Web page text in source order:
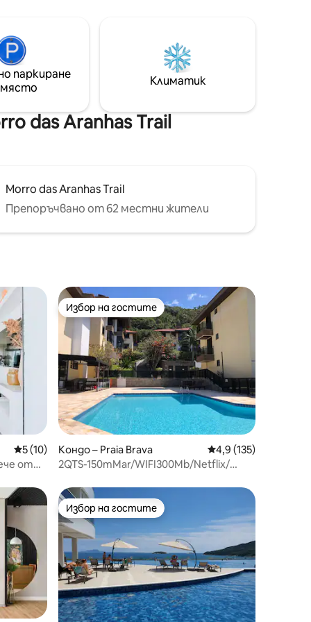
и
Чакам
идеална за двойки. На 5 минути с кола
до центъра на лагуната. На 15/20
минути с кола до плажа Моле/
Жоакина/Галета/Бара.
паркиране
място
Климатик
das Aranhas Trail
Morro das Aranhas Trail
Препоръчвано от 62 местни жители
Средна оценка: 5 от 5, 10 отзива
5 (10)
от
Избор на гостите
Избор на гостите
Кондо – Praia Brava Средна оценка: 4,9
4,9 (135)
2QTS-150mMar/WIFI300Mb/Netflix/
Тенис
Избор на гостите
Избор на гостите